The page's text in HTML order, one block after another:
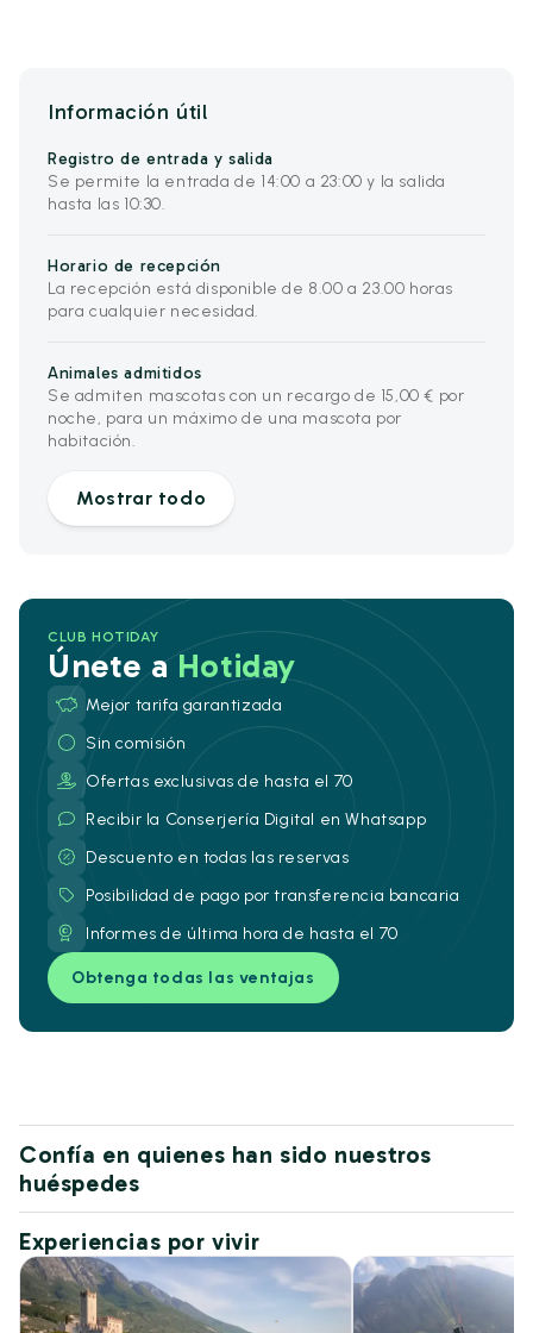
Información útil
Registro de entrada y salida
Se permite la entrada de 14:00 a 23:00 y la salida
hasta las 10:30.
Horario de recepción
La recepción está disponible de 8.00 a 23.00 horas
para cualquier necesidad.
Animales admitidos
Se admiten mascotas con un recargo de 15,00 € por
noche, para un máximo de una mascota por
habitación.
Mostrar todo
CLUB HOTIDAY
Únete aHotiday
Mejor tarifa garantizada
Sin comisión
Ofertas exclusivas de hasta el 70
Recibir la Conserjería Digital en Whatsapp
Descuento en todas las reservas
Posibilidad de pago por transferencia bancaria
Informes de última hora de hasta el 70
Obtenga todas las ventajas
Confía en quienes han sido nuestros
huéspedes
Experiencias por vivir